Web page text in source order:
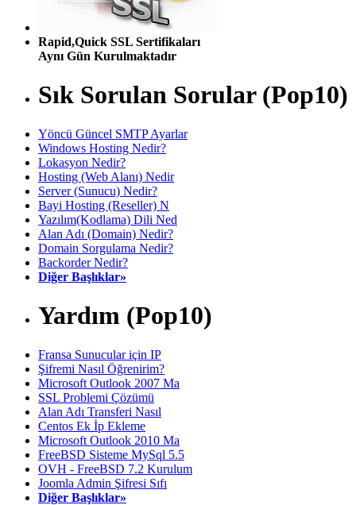
Rapid,Quick SSL Sertifikaları
Aynı Gün Kurulmaktadır
Sık Sorulan Sorular (Pop10)
Yöncü Güncel SMTP Ayarlar
Windows Hosting Nedir?
Lokasyon Nedir?
Hosting (Web Alanı) Nedir
Server (Sunucu) Nedir?
Bayi Hosting (Reseller) N
Yazılım(Kodlama) Dili Ned
Alan Adı (Domain) Nedir?
Domain Sorgulama Nedir?
Backorder Nedir?
Diğer Başlıklar»
Yardım (Pop10)
Fransa Sunucular için IP
Şifremi Nasıl Öğrenirim?
Microsoft Outlook 2007 Ma
SSL Problemi Çözümü
Alan Adı Transferi Nasıl
Centos Ek İp Ekleme
Microsoft Outlook 2010 Ma
FreeBSD Sisteme MySql 5.5
OVH - FreeBSD 7.2 Kurulum
Joomla Admin Şifresi Sıfı
Diğer Başlıklar»